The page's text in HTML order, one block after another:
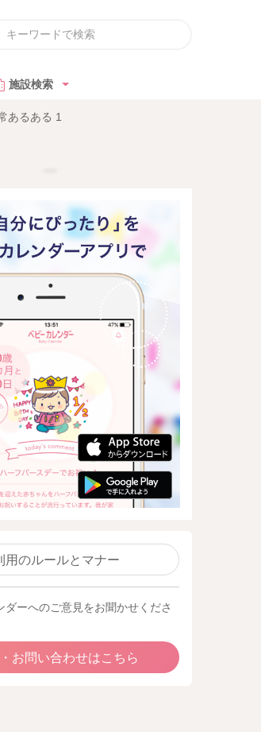
施設検索
あるある 1
用のルールとマナー
ダーへのご意見をお聞かせくださ
お問い合わせはこちら